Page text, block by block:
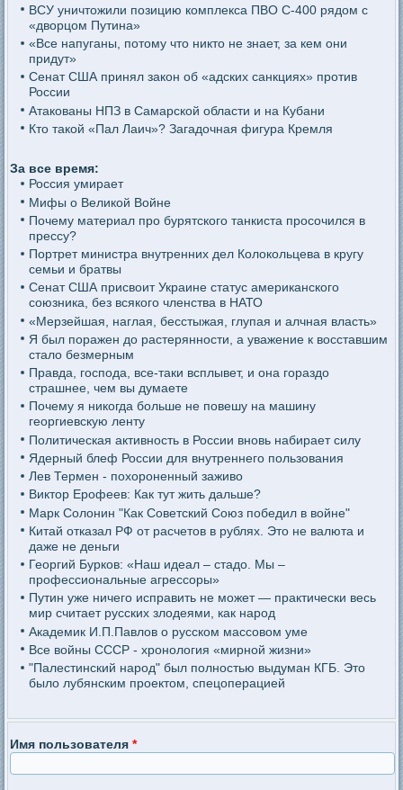
ВСУ уничтожили позицию комплекса ПВО С-400 рядом с
«дворцом Путина»
«Все напуганы, потому что никто не знает, за кем они
придут»
Сенат США принял закон об «адских санкциях» против
России
Атакованы НПЗ в Самарской области и на Кубани
Кто такой «Пал Лаич»? Загадочная фигура Кремля
За все время:
Россия умирает
Мифы о Великой Войне
Почему материал про бурятского танкиста просочился в
прессу?
Портрет министра внутренних дел Колокольцева в кругу
семьи и братвы
Сенат США присвоит Украине статус американского
союзника, без всякого членства в НАТО
«Мерзейшая, наглая, бесстыжая, глупая и алчная власть»
Я был поражен до растерянности, а уважение к восставшим
стало безмерным
Правда, господа, все-таки всплывет, и она гораздо
страшнее, чем вы думаете
Почему я никогда больше не повешу на машину
георгиевскую ленту
Политическая активность в России вновь набирает силу
Ядерный блеф России для внутреннего пользования
Лев Термен - похороненный заживо
Виктор Ерофеев: Как тут жить дальше?
Марк Солонин "Как Советский Союз победил в войне"
Китай отказал РФ от расчетов в рублях. Это не валюта и
даже не деньги
Георгий Бурков: «Наш идеал – стадо. Мы –
профессиональные агрессоры»
Путин уже ничего исправить не может — практически весь
мир считает русских злодеями, как народ
Академик И.П.Павлов о русском массовом уме
Все войны СССР - хронология «мирной жизни»
"Палестинский народ" был полностью выдуман КГБ. Это
было лубянским проектом, спецоперацией
Имя пользователя*